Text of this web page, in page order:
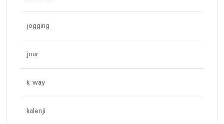
jogging
jour
k way
kalenji